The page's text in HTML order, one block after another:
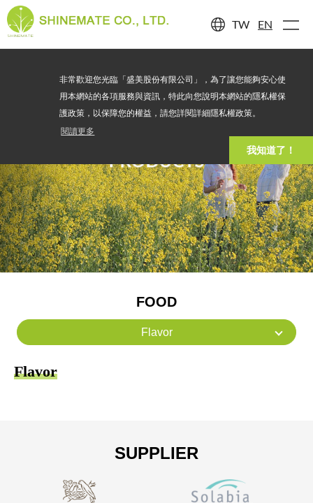
非常歡迎您光臨「盛美股份有限公司」，為了讓您能夠安心使
用本網站的各項服務與資訊，特此向您說明本網站的隱私權保
護政策，以保障您的權益，請您詳閱詳細隱私權政策。
閱讀更多
我知道了！
TW EN
PRODUCTS
FOOD
Flavor
Flavor
SUPPLIER